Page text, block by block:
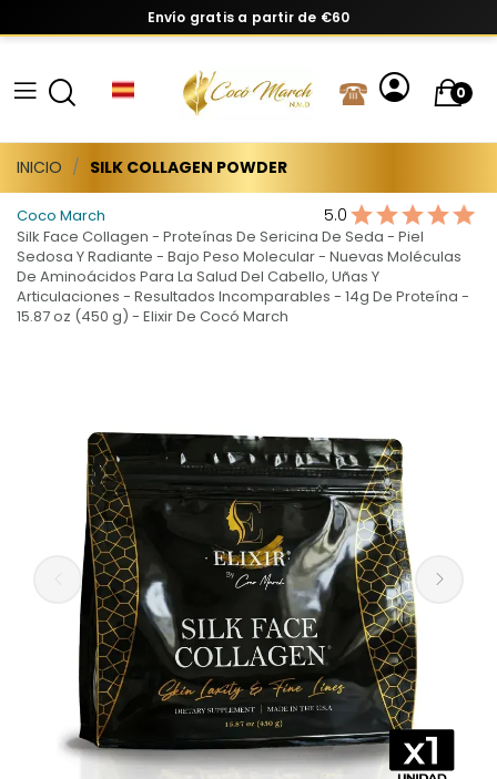
Envío gratis a partir de €60
0
INICIO SILK COLLAGEN POWDER
Coco March 5.0
Silk Face Collagen - Proteínas De Sericina De Seda - Piel
Sedosa Y Radiante - Bajo Peso Molecular - Nuevas Moléculas
De Aminoácidos Para La Salud Del Cabello, Uñas Y
Articulaciones - Resultados Incomparables - 14g De Proteína -
15.87 oz (450 g) - Elixir De Cocó March